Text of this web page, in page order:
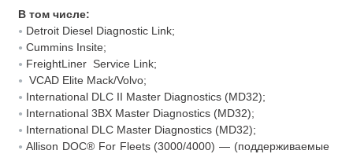
В том числе:
Detroit Diesel Diagnostic Link;
Cummins Insite;
FreightLiner Service Link;
VCAD Elite Mack/Volvo;
International DLC II Master Diagnostics (MD32);
International 3BX Master Diagnostics (MD32);
International DLC Master Diagnostics (MD32);
Allison DOC® For Fleets (3000/4000) — (поддерживаемые